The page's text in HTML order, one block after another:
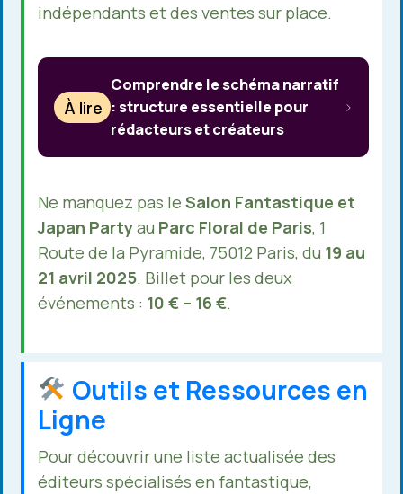
indépendants et des ventes sur place.
À lire
Comprendre le schéma narratif
: structure essentielle pour
rédacteurs et créateurs
Ne manquez pas le Salon Fantastique et
Japan Partyau Parc Floral de Paris, 1
Route de la Pyramide, 75012 Paris, du 19 au
21 avril 2025. Billet pour les deux
événements : 10 € – 16 €.
Outils et Ressources en
Ligne
Pour découvrir une liste actualisée des
éditeurs spécialisés en fantastique,